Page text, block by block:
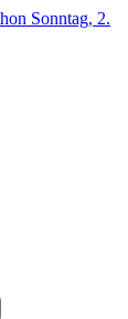
Sonntag, 2.